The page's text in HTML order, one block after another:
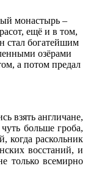
монастырь –
ещё и в том,
стал богатейшим
озёрами
а потом предал
взять англичане,
больше гроба,
когда раскольник
восстаний, и
только всемирно